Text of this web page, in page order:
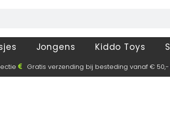
Jongens Kiddo Toys
Gratis verzending bij besteding vanaf € 50,-